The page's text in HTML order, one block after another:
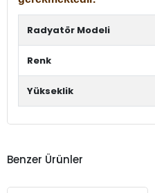
Radyatör Modeli
Renk
Yükseklik
Benzer Ürünler